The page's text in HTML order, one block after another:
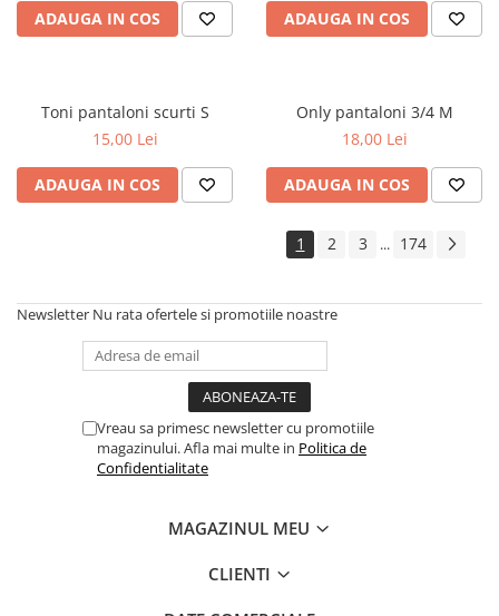
ADAUGA IN COS ADAUGA IN COS
Toni pantaloni scurti S
15,00 Lei
ADAUGA IN COS
Only pantaloni 3/4 M
18,00 Lei
ADAUGA IN COS
1 2 3 ... 174
Newsletter Nu rata ofertele si promotiile noastre
Vreau sa primesc newsletter cu promotiile
magazinului. Afla mai multe in Politica de
Confidentialitate
MAGAZINUL MEU
CLIENTI